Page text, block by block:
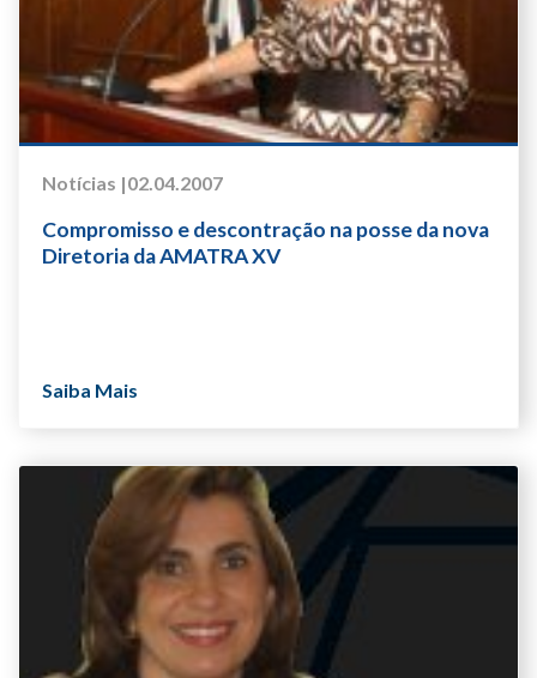
Notícias |02.04.2007
Compromisso e descontração na posse da nova
Diretoria da AMATRA XV
Saiba Mais